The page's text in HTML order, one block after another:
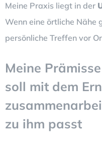
Meine Praxis liegt in der
Wenn eine örtliche Nähe
persönliche Treffen vor
Meine
soll mit dem
zu ihm passt